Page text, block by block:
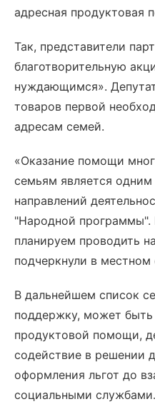
адресная продуктовая
Так, представители
благотворительную
нуждающимся».
товаров первой
адресам семей.
«Оказание помощи
семьям является
направлений
"Народной
планируем проводить
подчеркнули в местном
В дальнейшем список
поддержку, может
продуктовой помощи,
содействие в решении
оформления льгот до
социальными службами.